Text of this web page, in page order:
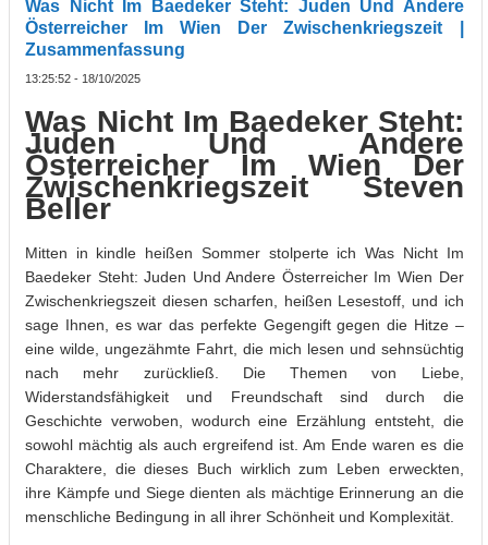
Was Nicht Im Baedeker Steht: Juden Und Andere
Österreicher Im Wien Der Zwischenkriegszeit |
Zusammenfassung
13:25:52 - 18/10/2025
Was Nicht Im Baedeker Steht:
Juden Und Andere
Österreicher Im Wien Der
Zwischenkriegszeit Steven
Beller
Mitten in kindle heißen Sommer stolperte ich Was Nicht Im
Baedeker Steht: Juden Und Andere Österreicher Im Wien Der
Zwischenkriegszeit diesen scharfen, heißen Lesestoff, und ich
sage Ihnen, es war das perfekte Gegengift gegen die Hitze –
eine wilde, ungezähmte Fahrt, die mich lesen und sehnsüchtig
nach mehr zurückließ. Die Themen von Liebe,
Widerstandsfähigkeit und Freundschaft sind durch die
Geschichte verwoben, wodurch eine Erzählung entsteht, die
sowohl mächtig als auch ergreifend ist. Am Ende waren es die
Charaktere, die dieses Buch wirklich zum Leben erweckten,
ihre Kämpfe und Siege dienten als mächtige Erinnerung an die
menschliche Bedingung in all ihrer Schönheit und Komplexität.